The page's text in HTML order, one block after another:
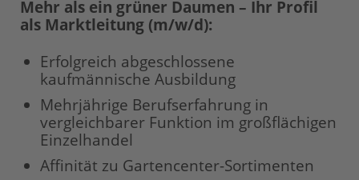
Mehr als ein grüner Daumen – Ihr Profil
als Marktleitung (m/w/d):
Erfolgreich abgeschlossene
kaufmännische Ausbildung
Mehrjährige Berufserfahrung in
vergleichbarer Funktion im großflächigen
Einzelhandel
Affinität zu Gartencenter-Sortimenten